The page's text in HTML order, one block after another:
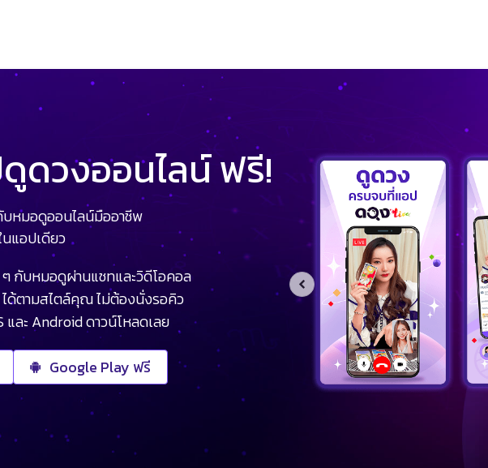
ดวงออนไลน์ ฟรี!
หมอดูออนไลน์มืออาชีพ
แอปเดียว
กับหมอดูผ่านแชทและวิดีโอคอล
ด้ตามสไตล์คุณ ไม่ต้องนั่งรอคิว
และ Android ดาวน์โหลดเลย
Google Play ฟรี